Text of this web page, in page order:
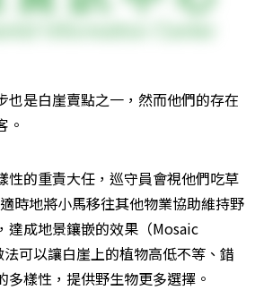
也是白崖賣點之一，然而他們的存在
。
性的重責大任，巡守員會視他們吃草
時地將小馬移往其他物業協助維持野
達成地景鑲嵌的效果（Mosaic
可以讓白崖上的植物高低不等、錯
多樣性，提供野生物更多選擇。